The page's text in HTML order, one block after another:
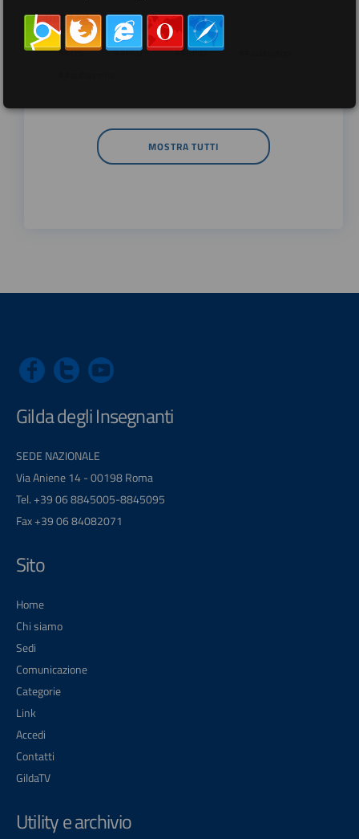
per tag
##DS ##FGU ##Gilda
MOSTRA TUTTI
Gilda degli Insegnanti
SEDE NAZIONALE
Via Aniene 14 - 00198 Roma
Tel. +39 06 8845005-8845095
Fax +39 06 84082071
Sito
Home
Chi siamo
Sedi
Comunicazione
Categorie
Link
Accedi
Contatti
GildaTV
Utility e archivio